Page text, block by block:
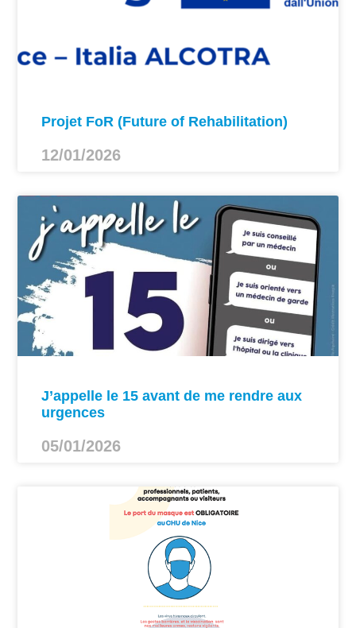
Projet FoR (Future of Rehabilitation)
12/01/2026
J’appelle le 15 avant de me rendre aux
urgences
05/01/2026